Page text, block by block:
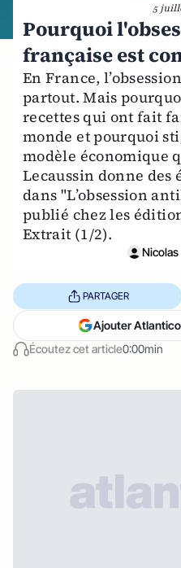
5
Pourquoi
française est
En France,
partout. Mais
recettes qui ont fait
monde et pourquoi
modèle économique
Lecaussin donne des
dans "L’obsession
publié chez les
Extrait (1/2).
Nicolas
Écoutez cet article0:00min
PARTAGER
Ajouter